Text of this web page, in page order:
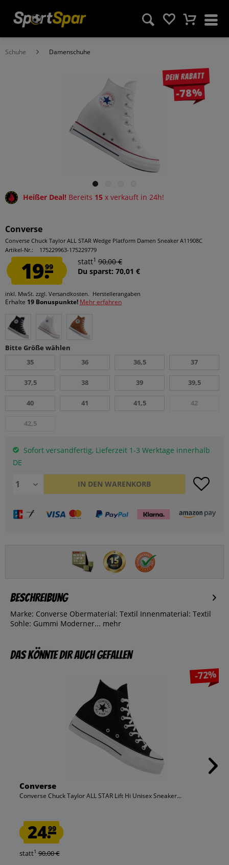
Schuhe Damenschuhe
Dein Rabatt
-78%
Heißer Deal! Bereits 15 x verkauft in 24h!
Converse
Converse Chuck Taylor ALL STAR Wedge Platform Damen Sneaker A11908C
Artikel-Nr.:
175229963-175229779
19.99
statt1 90,00 €
Du sparst: 70,01 €
inkl. MwSt. zzgl. Versandkosten. Herstellerangaben
Erhalte 19 Bonuspunkte! Mehr erfahren
Bitte Größe wählen
35
36 36,5 37
37,5 38 39 39,5
40 41 41,5 42
42,5
Sofort versandfertig, Lieferzeit 1-3 Werktage innerhalb
DE
IN DEN WARENKORB
Beschreibung
Marke: Converse Obermaterial: Textil Innenmaterial: Textil
Sohle: Gummi Moderner... mehr
Das könnte dir auch gefallen
-72%
Converse
Converse Chuck Taylor ALL STAR Lift Hi Unisex Sneaker...
24.99
statt1 90,00 €